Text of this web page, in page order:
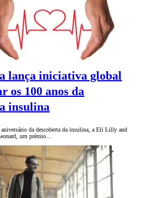
lança iniciativa global
os 100 anos da
insulina
aniversário da descoberta da insulina, a Eli Lilly and
um prémio…